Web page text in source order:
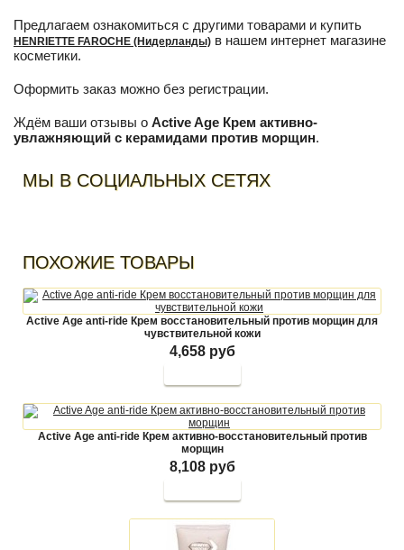
Предлагаем ознакомиться с другими товарами и купить
HENRIETTE FAROCHE (Нидерланды) в нашем интернет магазине
косметики.
Оформить заказ можно без регистрации.
Ждём ваши отзывы о Active Age Крем активно-
увлажняющий с керамидами против морщин.
МЫ В СОЦИАЛЬНЫХ СЕТЯХ
ПОХОЖИЕ ТОВАРЫ
Active Age anti-ride Крем восстановительный против морщин для
чувствительной кожи
4,658 руб
Active Age anti-ride Крем активно-восстановительный против
морщин
8,108 руб